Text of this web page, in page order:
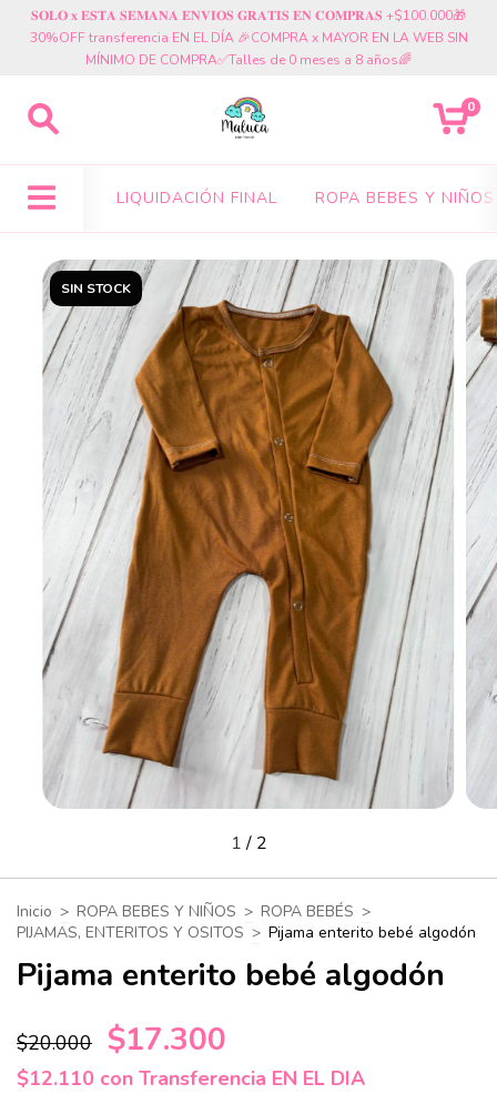
𝐒𝐎𝐋𝐎 𝐱 𝐄𝐒𝐓𝐀 𝐒𝐄𝐌𝐀𝐍𝐀 𝐄𝐍𝐕𝐈𝐎𝐒 𝐆𝐑𝐀𝐓𝐈𝐒 𝐄𝐍 𝐂𝐎𝐌𝐏𝐑𝐀𝐒 +$100.000🎁
30%OFF transferencia EN EL DÍA 🎉COMPRA x MAYOR EN LA WEB SIN
MÍNIMO DE COMPRA✅Talles de 0 meses a 8 años🌈
0
LIQUIDACIÓN FINAL ROPA BEBES Y NIÑOS
SIN STOCK
1/ 2
Inicio > ROPA BEBES Y NIÑOS > ROPA BEBÉS >
PIJAMAS, ENTERITOS Y OSITOS > Pijama enterito bebé algodón
Pijama enterito bebé algodón
$20.000 $17.300
$12.110 con Transferencia EN EL DIA